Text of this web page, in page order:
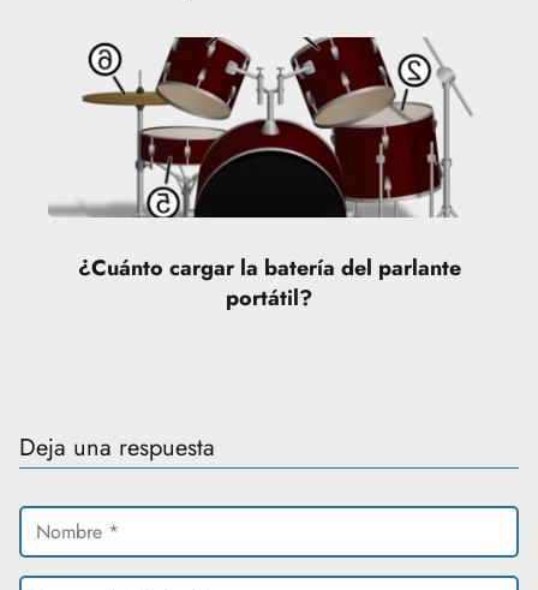
¿Cuánto cargar la batería del parlante
portátil?
Deja una respuesta